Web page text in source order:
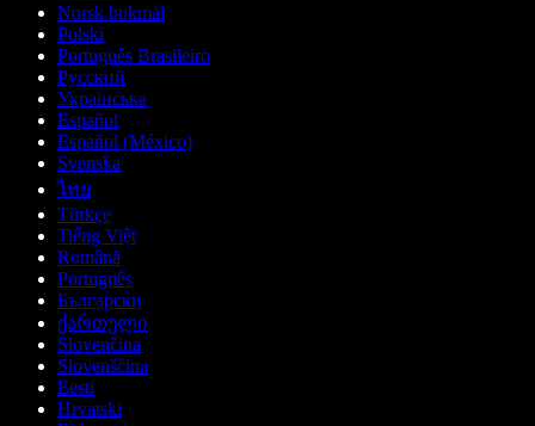
Norsk bokmål
Polski
Português Brasileiro
Русский
Українська
Español
Español (México)
Svenska
ไทย
Türkçe
Tiếng Việt
Română
Português
Български
ქართული
Slovenčina
Slovenščina
Eesti
Hrvatski